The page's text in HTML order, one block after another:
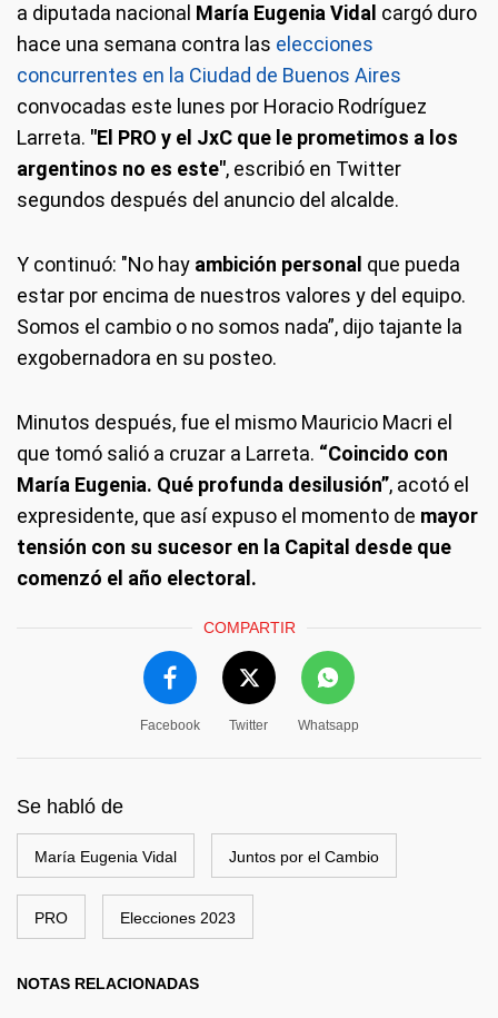
a diputada nacional María Eugenia Vidal cargó duro
hace una semana contra las elecciones
concurrentes en la Ciudad de Buenos Aires
convocadas este lunes por Horacio Rodríguez
Larreta. "El PRO y el JxC que le prometimos a los
argentinos no es este", escribió en Twitter
segundos después del anuncio del alcalde.
Y continuó: "No hay ambición personal que pueda
estar por encima de nuestros valores y del equipo.
Somos el cambio o no somos nada”, dijo tajante la
exgobernadora en su posteo.
Minutos después, fue el mismo Mauricio Macri el
que tomó salió a cruzar a Larreta. “Coincido con
María Eugenia. Qué profunda desilusión”, acotó el
expresidente, que así expuso el momento de mayor
tensión con su sucesor en la Capital desde que
comenzó el año electoral.
COMPARTIR
Facebook Twitter Whatsapp
Se habló de
María Eugenia Vidal Juntos por el Cambio
PRO Elecciones 2023
NOTAS RELACIONADAS